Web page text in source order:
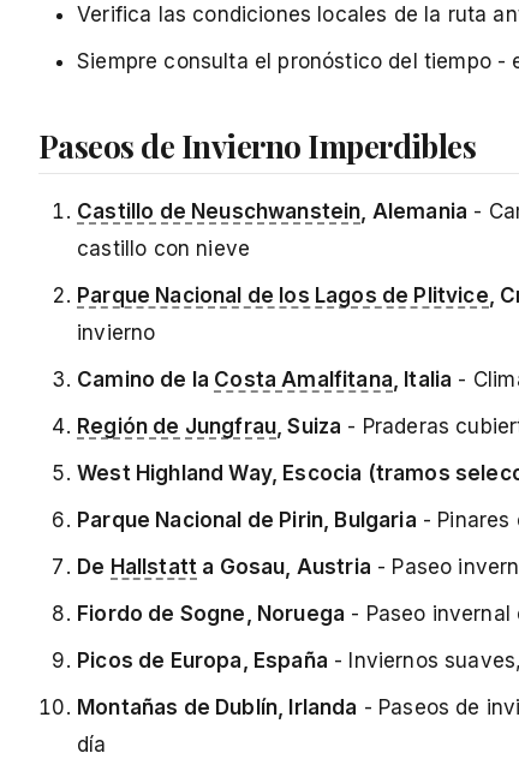
Verifica las condiciones locales de la ruta
Siempre consulta el pronóstico del tiempo -
Paseos de Invierno Imperdibles
Castillo de Neuschwanstein , Alemania -
castillo con nieve
Parque Nacional de los Lagos de Plitvice ,
invierno
Camino de la Costa Amalfitana , Italia -
Región de Jungfrau , Suiza - Praderas
West Highland Way, Escocia (tramos
Parque Nacional de Pirin, Bulgaria - Pinares
De Hallstatt a Gosau, Austria - Paseo
Fiordo de Sogne, Noruega - Paseo
Picos de Europa, España - Inviernos
Montañas de Dublín, Irlanda - Paseos de
día